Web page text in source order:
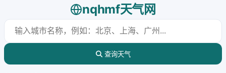
nqhmf天气网
查询天气